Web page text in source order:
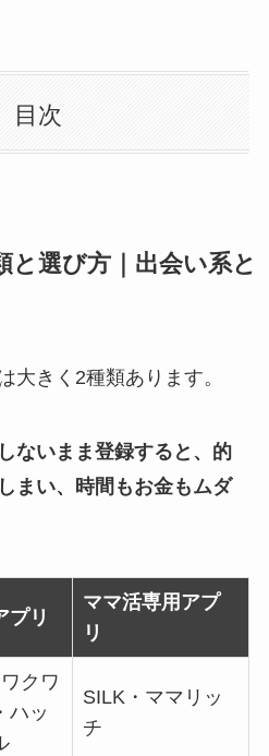
目次
と選び方｜出会い系と
大きく2種類あります。
ないまま登録すると、的
まい、時間もお金もムダ
プリ
ママ活専用アプ
リ
クワ
ハッ
SILK・ママリッ
チ